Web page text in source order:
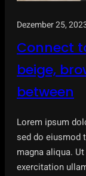
Dezember 25,
Connect
beige,
between
Lorem ipsum
sed do eiusmod
magna aliqua.
exercitation